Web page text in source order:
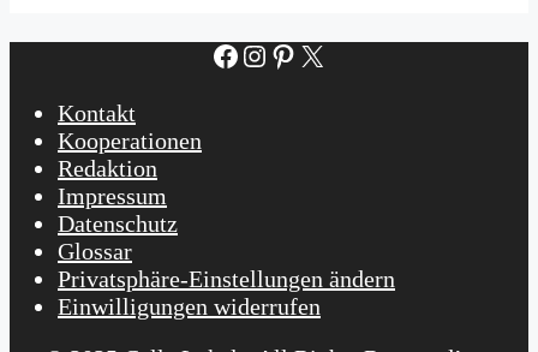
Facebook
Instagram
Pinterest
X
Kontakt
Kooperationen
Redaktion
Impressum
Datenschutz
Glossar
Privatsphäre-Einstellungen ändern
Einwilligungen widerrufen